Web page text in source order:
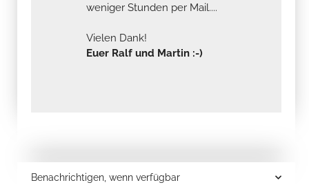
weniger Stunden per Mail....
Vielen Dank!
Euer Ralf und Martin :-)
Benachrichtigen, wenn verfügbar